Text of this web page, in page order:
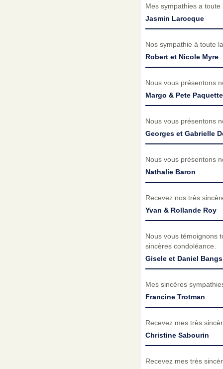
Mes sympathies a
Jasmin Larocque
Nos sympathie à toute
Robert et Nicole Myre
Nous vous présentons
Margo & Pete Paquette
Nous vous présentons
Georges et Gabrielle
Nous vous présentons
Nathalie Baron
Recevez nos très
Yvan & Rollande Roy
Nous vous témoignons
sincères condoléance.
Gisele et Daniel Bangs
Mes sincères
Francine Trotman
Recevez mes très
Christine Sabourin
Recevez mes très